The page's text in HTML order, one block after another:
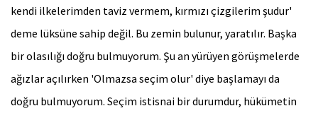
kendi ilkelerimden taviz vermem, kırmızı çizgilerim şudur'
deme lüksüne sahip değil. Bu zemin bulunur, yaratılır. Başka
bir olasılığı doğru bulmuyorum. Şu an yürüyen görüşmelerde
ağızlar açılırken 'Olmazsa seçim olur' diye başlamayı da
doğru bulmuyorum. Seçim istisnai bir durumdur, hükümetin